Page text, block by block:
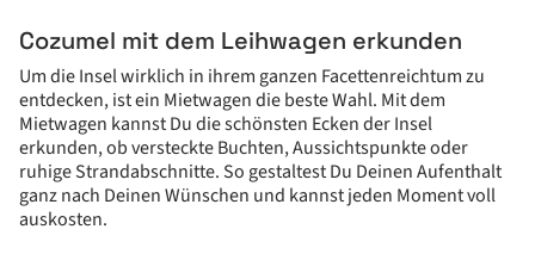
Cozumel mit dem Leihwagen erkunden
Um die Insel wirklich in ihrem ganzen Facettenreichtum zu
entdecken, ist ein Mietwagen die beste Wahl. Mit dem
Mietwagen kannst Du die schönsten Ecken der Insel
erkunden, ob versteckte Buchten, Aussichtspunkte oder
ruhige Strandabschnitte. So gestaltest Du Deinen Aufenthalt
ganz nach Deinen Wünschen und kannst jeden Moment voll
auskosten.